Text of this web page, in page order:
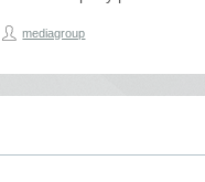
mediagroup